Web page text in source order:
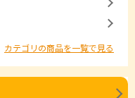
カテゴリの商品を一覧で見る